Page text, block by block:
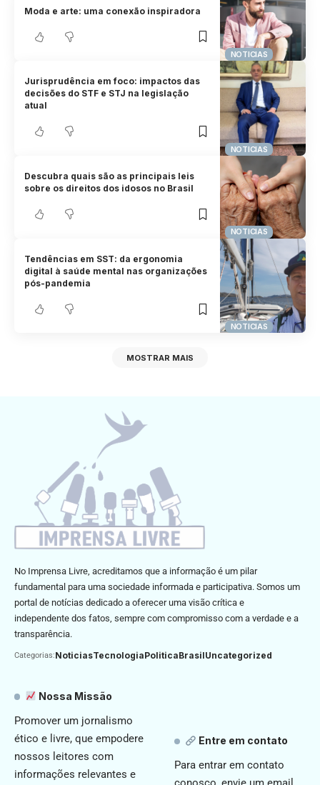
NOTICIAS
Moda e arte: uma conexão inspiradora
NOTICIAS
Jurisprudência em foco: impactos das
decisões do STF e STJ na legislação
atual
NOTICIAS
Descubra quais são as principais leis
sobre os direitos dos idosos no Brasil
NOTICIAS
Tendências em SST: da ergonomia
digital à saúde mental nas organizações
pós-pandemia
MOSTRAR MAIS
No Imprensa Livre, acreditamos que a informação é um pilar
fundamental para uma sociedade informada e participativa. Somos um
portal de notícias dedicado a oferecer uma visão crítica e
independente dos fatos, sempre com compromisso com a verdade e a
transparência.
Categorias:NoticiasTecnologiaPoliticaBrasilUncategorized
Nossa Missão
Promover um jornalismo
ético e livre, que empodere
nossos leitores com
informações relevantes e
Entre em contato
Para entrar em contato